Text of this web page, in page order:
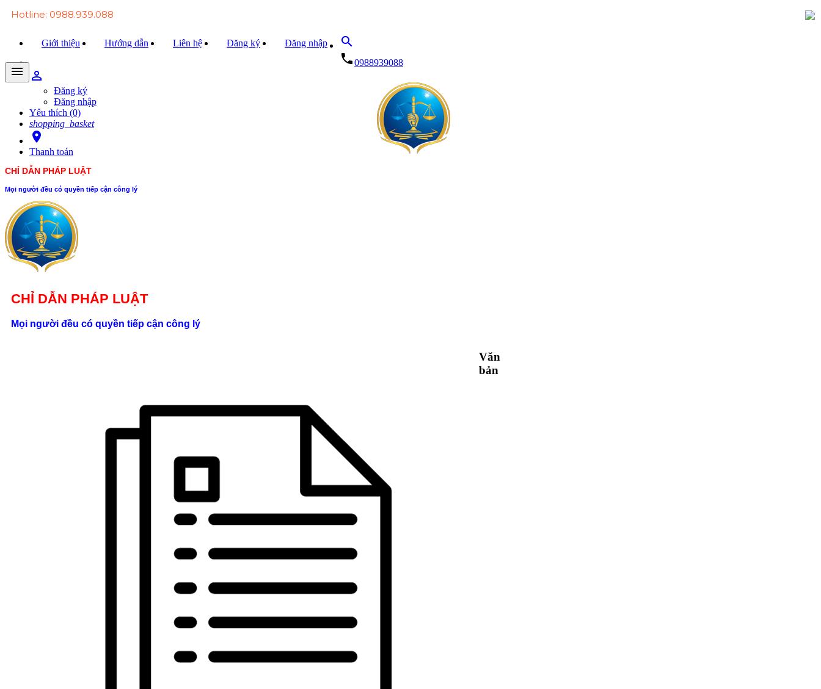
Hotline: 0988.939.088
Giới thiệu Hướng dẫn Liên hệ Đăng ký Đăng nhập
search
local_phone0988939088
person_outline
Đăng ký
Đăng nhập
Yêu thích (0)
shopping_basket
room
Thanh toán
menu
CHỈ DẪN PHÁP LUẬT
Mọi người đều có quyền tiếp cận công lý
CHỈ DẪN PHÁP LUẬT
Mọi người đều có quyền tiếp cận công lý
Văn
bản
Văn bản Luật
Văn bản Đảng
Tài liệu
Hỏi - đáp
Trao đổi
Tin tức
Liên hệ
Số 24/2B